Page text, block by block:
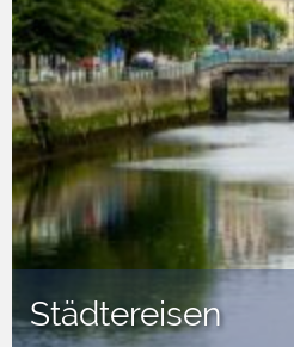
Städtereisen